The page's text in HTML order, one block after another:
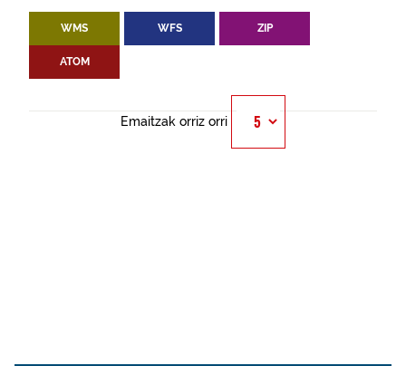
WMS WFS ZIP
ATOM
Emaitzak orriz orri